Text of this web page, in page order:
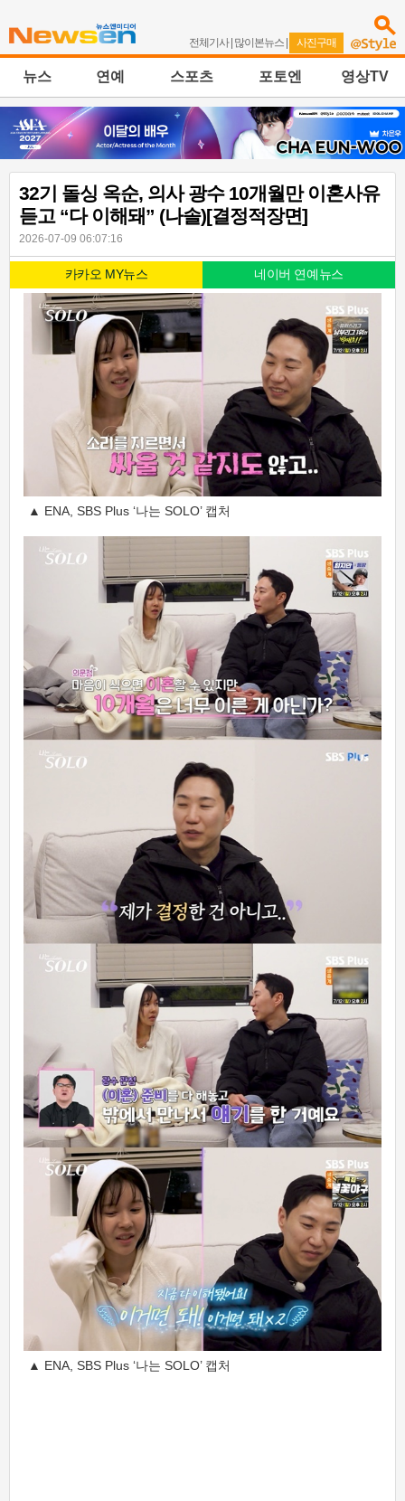
전체기사| 많이본뉴스 | 사진구매
뉴스 연예 스포츠 포토엔 영상TV
32기 돌싱 옥순, 의사 광수 10개월만 이혼사유
듣고 “다 이해돼” (나솔)[결정적장면]
2026-07-09 06:07:16
카카오 MY뉴스 네이버 연예뉴스
▲ ENA, SBS Plus ‘나는 SOLO’ 캡처
▲ ENA, SBS Plus ‘나는 SOLO’ 캡처